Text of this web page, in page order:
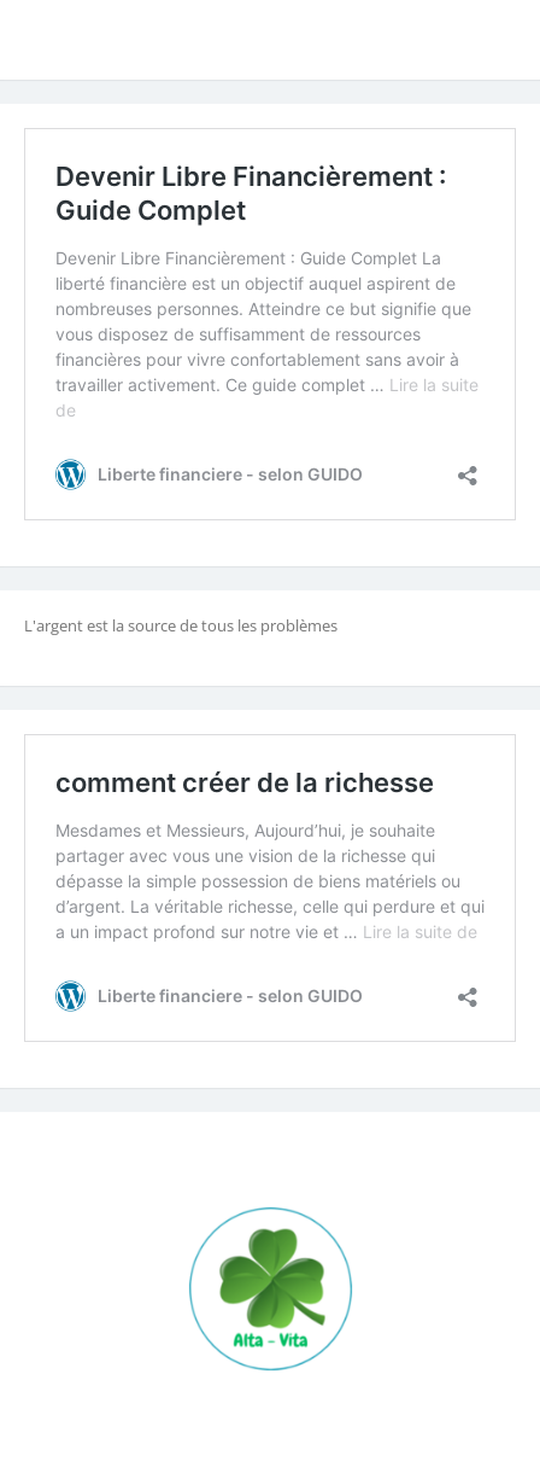
L'argent est la source de tous les problèmes